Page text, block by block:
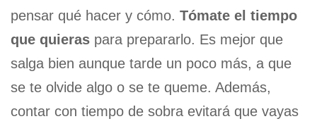
pensar qué hacer y cómo. Tómate el tiempo
que quieras para prepararlo. Es mejor que
salga bien aunque tarde un poco más, a que
se te olvide algo o se te queme. Además,
contar con tiempo de sobra evitará que vayas